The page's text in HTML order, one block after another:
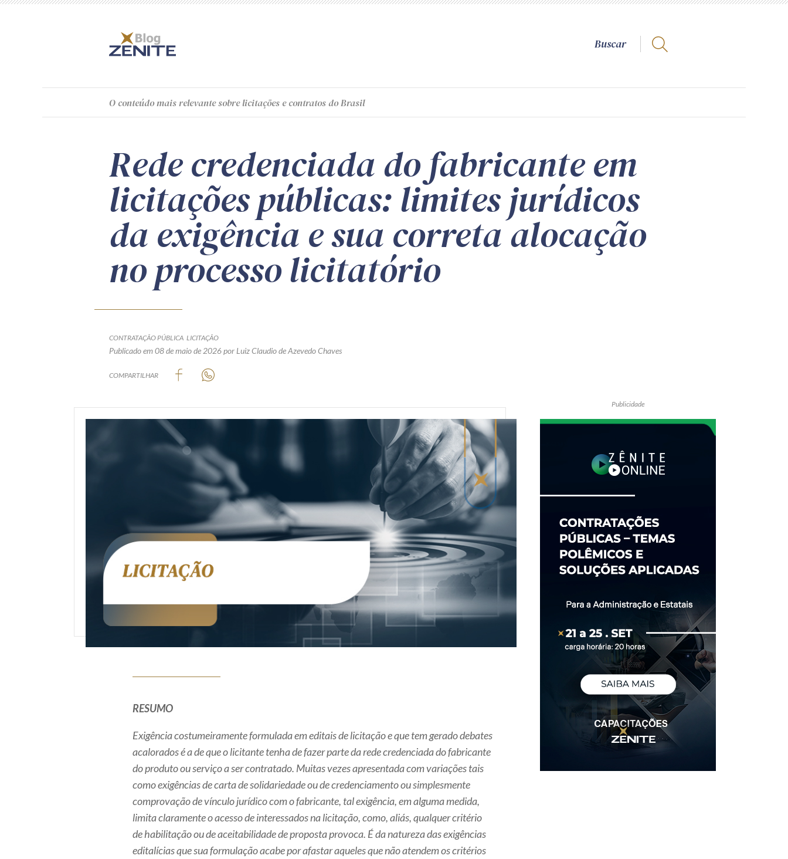
O conteúdomais relevante sobre licitações e contratos do Brasil
Rede credenciada do fabricante em
licitações públicas: limites jurídicos
da exigência e sua correta alocação
no processo licitatório
CONTRATAÇÃO PÚBLICA LICITAÇÃO
Publicado em 08 de maio de 2026por Luiz Claudio de Azevedo Chaves
COMPARTILHAR
RESUMO
Exigência costumeiramente formulada em editais de licitação e que tem gerado debates
acalorados é a de que o licitante tenha de fazer parte da rede credenciada do fabricante
do produto ou serviço a ser contratado. Muitas vezes apresentada com variações tais
como exigências de carta de solidariedade ou de credenciamento ou simplesmente
comprovação de vínculo jurídico com o fabricante, tal exigência, em alguma medida,
limita claramente o acesso de interessados na licitação, como, aliás, qualquer critério
de habilitação ou de aceitabilidade de proposta provoca. É da natureza das exigências
editalícias que sua formulação acabe por afastar aqueles que não atendem os critérios
Publicidade